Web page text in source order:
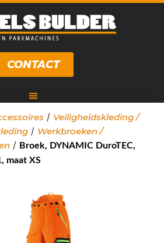
CONTACT
/ Veiligheidskleding /
/ Werkbroeken /
/ Broek, DYNAMIC DuroTEC,
maat XS